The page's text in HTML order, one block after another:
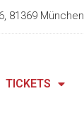
81369 München
TICKETS